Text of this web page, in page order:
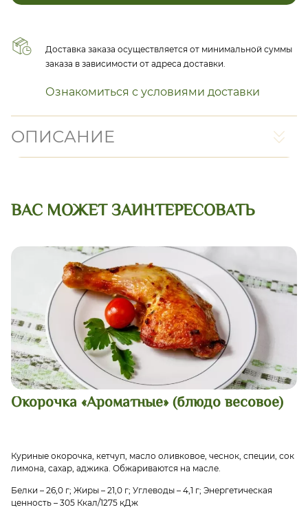
Доставка заказа осуществляется от минимальной суммы
заказа в зависимости от адреса доставки.
Ознакомиться с условиями доставки
ОПИСАНИЕ
ВАС МОЖЕТ ЗАИНТЕРЕСОВАТЬ
Окорочка «Ароматные» (блюдо весовое)
Куриные окорочка, кетчуп, масло оливковое, чеснок, специи, сок
лимона, сахар, аджика. Обжариваются на масле.
Белки – 26,0 г; Жиры – 21,0 г; Углеводы – 4,1 г; Энергетическая
ценность – 305 Ккал/1275 кДж